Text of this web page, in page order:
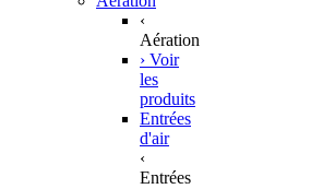
‹
Aération
› Voir
les
produits
Entrées
d'air
‹
Entrées